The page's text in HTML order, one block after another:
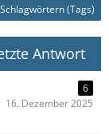
(Tags)
Antwort
6
16. Dezember 2025